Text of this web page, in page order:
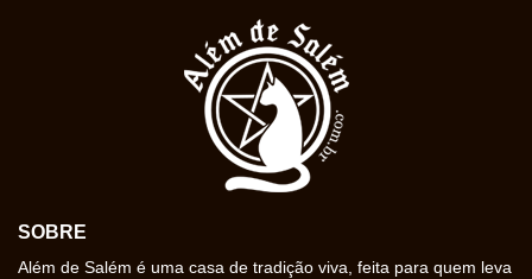
SOBRE
Além de Salém é uma casa de tradição viva, feita para quem leva